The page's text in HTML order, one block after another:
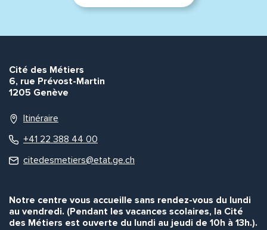
Cité des Métiers
6, rue Prévost-Martin
1205 Genève
Itinéraire
+41 22 388 44 00
citedesmetiers@etat.ge.ch
Notre centre vous accueille sans rendez-vous du lundi
au vendredi. (Pendant les vacances scolaires, la Cité
des Métiers est ouverte du lundi au jeudi de 10h à 13h.).